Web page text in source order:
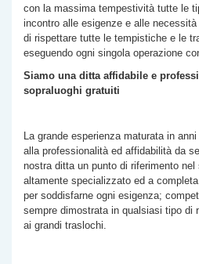
con la massima tempestività tutte le
incontro alle esigenze e alle
di rispettare tutte le tempistiche e le
eseguendo ogni singola operazione
Siamo una ditta affidabile e
sopraluoghi gratuiti
La grande esperienza maturata in
alla professionalità ed affidabilità da
nostra ditta un punto di riferimento
altamente specializzato ed a
per soddisfarne ogni esigenza;
sempre dimostrata in qualsiasi tipo di
ai grandi traslochi.